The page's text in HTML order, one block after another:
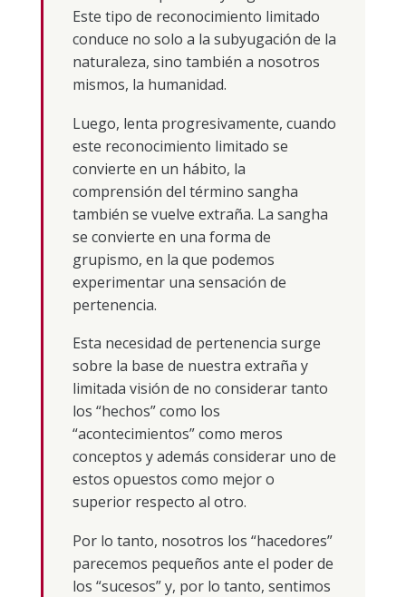
Este tipo de reconocimiento limitado
conduce no solo a la subyugación de la
naturaleza, sino también a nosotros
mismos, la humanidad.
Luego, lenta progresivamente, cuando
este reconocimiento limitado se
convierte en un hábito, la
comprensión del término sangha
también se vuelve extraña. La sangha
se convierte en una forma de
grupismo, en la que podemos
experimentar una sensación de
pertenencia.
Esta necesidad de pertenencia surge
sobre la base de nuestra extraña y
limitada visión de no considerar tanto
los “hechos” como los
“acontecimientos” como meros
conceptos y además considerar uno de
estos opuestos como mejor o
superior respecto al otro.
Por lo tanto, nosotros los “hacedores”
parecemos pequeños ante el poder de
los “sucesos” y, por lo tanto, sentimos